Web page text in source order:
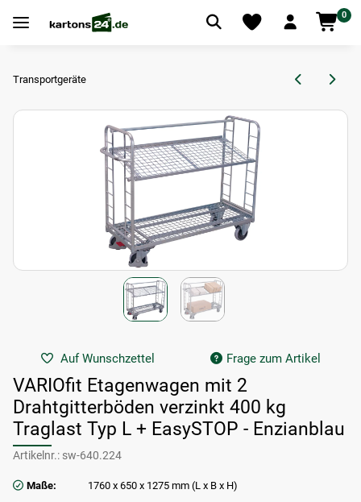
0
Transportgeräte
Auf Wunschzettel Frage zum Artikel
VARIOfit Etagenwagen mit 2
Drahtgitterböden verzinkt 400 kg
Traglast Typ L + EasySTOP - Enzianblau
Artikelnr.: sw-640.224
Maße:
1760 x 650 x 1275 mm (L x B x H)